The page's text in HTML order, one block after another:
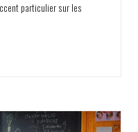
particulier sur les